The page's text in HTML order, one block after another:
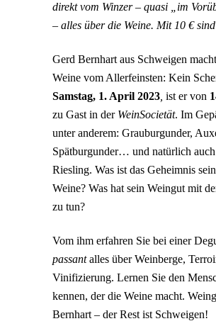
direkt vom Winzer – quasi „im
– alles über die Weine. Mit 10 €
Gerd Bernhart aus Schweigen
Weine vom Allerfeinsten: Kein
Samstag, 1. April 2023 ist er von
zu Gast in der WeinSocietät. Im
unter anderem: Grauburgunder,
Spätburgunder… und natürlich auch
Riesling. Was ist das Geheimnis
Weine? Was hat sein Weingut mit
zu tun?
Vom ihm erfahren Sie bei einer
passantalles über Weinberge,
Vinifizierung. Lernen Sie den
kennen, der die Weine macht.
Bernhart – der Rest ist Schweigen!